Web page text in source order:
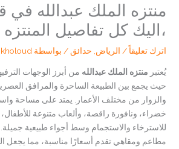
منتزه الملك عبدالله
،اليك كل تفاصيل المنتزه
اترك تعليقاً / الرياض, حدائق/ بواسطة kholoud
يُعتبر منتزه الملك عبدالله من أبرز الوجهات
حيث يجمع بين الطبيعة الساحرة والمرافق
والزوار من مختلف الأعمار. يمتد على مساحة
خضراء، ونافورة راقصة، وألعاب متنوعة للأطفال،
للاسترخاء والاستجمام وسط أجواء طبيعية
مطاعم ومقاهي تقدم أسعارًا مناسبة، مما يجعل